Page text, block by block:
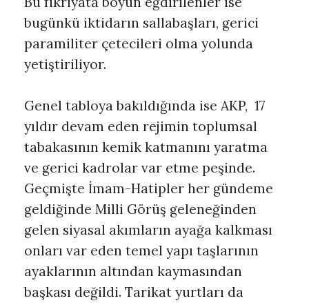
bugünkü iktidarın sallabaşları, gerici
paramiliter çetecileri olma yolunda
yetiştiriliyor.
Genel tabloya bakıldığında ise AKP, 17
yıldır devam eden rejimin toplumsal
tabakasının kemik katmanını yaratma
ve gerici kadrolar var etme peşinde.
Geçmişte İmam-Hatipler her gündeme
geldiğinde Milli Görüş geleneğinden
gelen siyasal akımların ayağa kalkması
onları var eden temel yapı taşlarının
ayaklarının altından kaymasından
başkası değildi. Tarikat yurtları da